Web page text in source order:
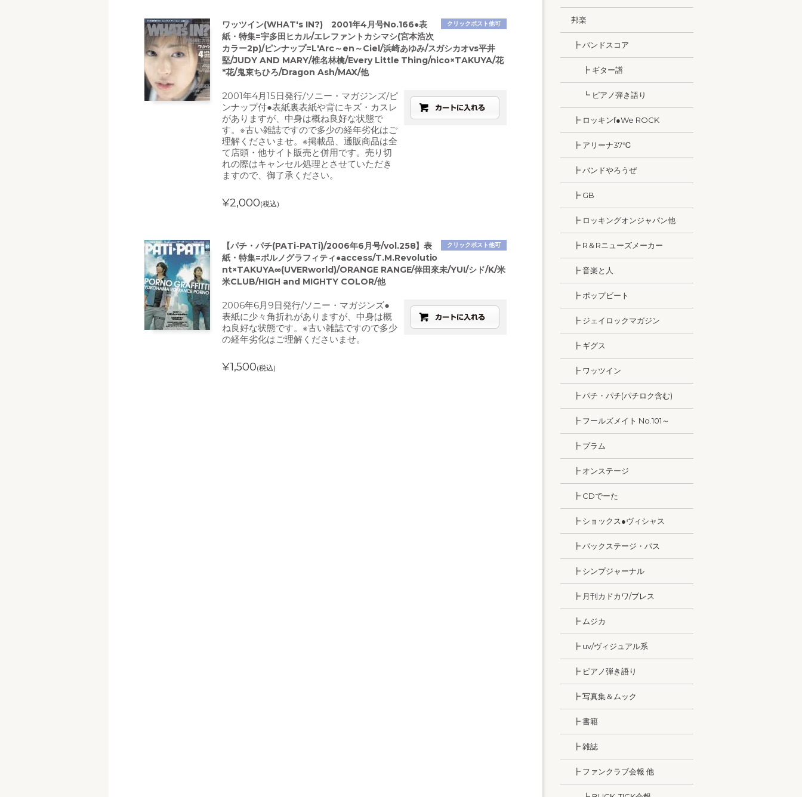
クリックポスト他可
ワッツイン(WHAT's IN?) 2001年4月号No.166●表
紙・特集=宇多田ヒカル/エレファントカシマシ(宮本浩次
カラー2p)/ピンナップ=L'Arc～en～Ciel/浜崎あゆみ/スガシカオvs平井
堅/JUDY AND MARY/椎名林檎/Every Little Thing/nico×TAKUYA/花
*花/鬼束ちひろ/Dragon Ash/MAX/他
2001年4月15日発行/ソニー・マガジンズ/ピ
ンナップ付●表紙裏表紙や背にキズ・カスレ
がありますが、中身は概ね良好な状態で
す。※古い雑誌ですので多少の経年劣化はご
理解くださいませ。※掲載品、通販商品は全
て店頭・他サイト販売と併用です。売り切
れの際はキャンセル処理とさせていただき
ますので、御了承ください。
¥2,000(税込)
クリックポスト他可
【パチ・パチ(PATi-PATi)/2006年6月号/vol.258】表
紙・特集=ポルノグラフィティ●access/T.M.Revolutio
nt×TAKUYA∞(UVERworld)/ORANGE RANGE/倖田來未/YUI/シド/K/米
米CLUB/HIGH and MIGHTY COLOR/他
2006年6月9日発行/ソニー・マガジンズ●
表紙に少々角折れがありますが、中身は概
ね良好な状態です。※古い雑誌ですので多少
の経年劣化はご理解くださいませ。
¥1,500(税込)
邦楽
┣ バンドスコア
┣ ギター譜
┗ ピアノ弾き語り
┣ ロッキンf●We ROCK
┣ アリーナ37℃
┣ バンドやろうぜ
┣ GB
┣ ロッキングオンジャパン他
┣ R＆Rニューズメーカー
┣ 音楽と人
┣ ポップビート
┣ ジェイロックマガジン
┣ ギグス
┣ ワッツイン
┣ パチ・パチ(パチロク含む)
┣ フールズメイト No.101～
┣ プラム
┣ オンステージ
┣ CDでーた
┣ ショックス●ヴィシャス
┣ バックステージ・パス
┣ シンプジャーナル
┣ 月刊カドカワ/ブレス
┣ ムジカ
┣ uv/ヴィジュアル系
┣ ピアノ弾き語り
┣ 写真集＆ムック
┣ 書籍
┣ 雑誌
┣ ファンクラブ会報 他